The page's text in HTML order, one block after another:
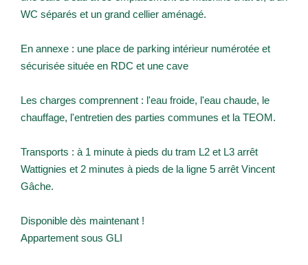
WC séparés et un grand cellier aménagé.
En annexe : une place de parking intérieur numérotée et
sécurisée située en RDC et une cave
Les charges comprennent : l'eau froide, l'eau chaude, le
chauffage, l'entretien des parties communes et la TEOM.
Transports : à 1 minute à pieds du tram L2 et L3 arrêt
Wattignies et 2 minutes à pieds de la ligne 5 arrêt Vincent
Gâche.
Disponible dès maintenant !
Appartement sous GLI